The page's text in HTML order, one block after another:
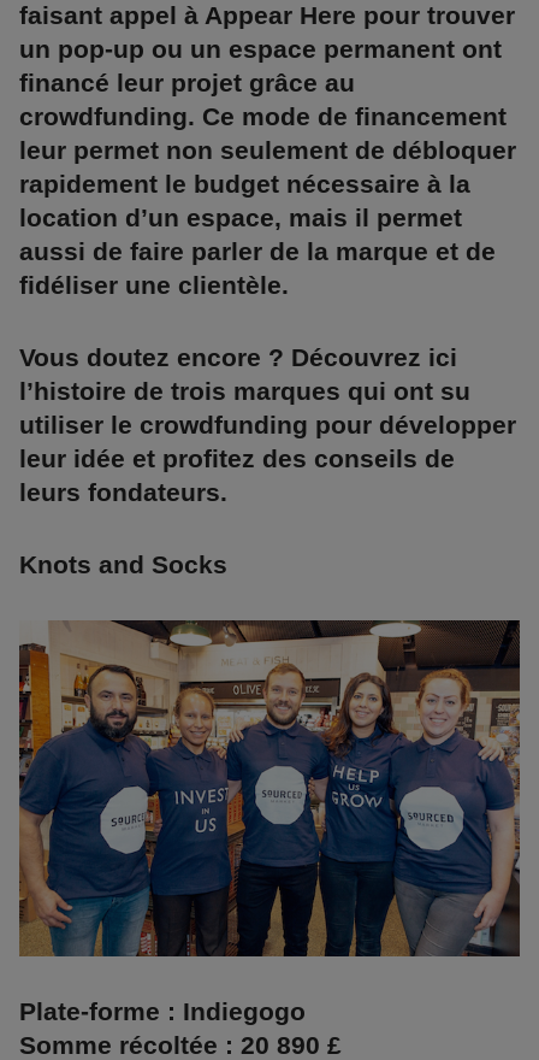
faisant appel à Appear Here pour trouver
un pop-up ou un espace permanent ont
financé leur projet grâce au
crowdfunding. Ce mode de financement
leur permet non seulement de débloquer
rapidement le budget nécessaire à la
location d’un espace, mais il permet
aussi de faire parler de la marque et de
fidéliser une clientèle.
Vous doutez encore ? Découvrez ici
l’histoire de trois marques qui ont su
utiliser le crowdfunding pour développer
leur idée et profitez des conseils de
leurs fondateurs.
Knots and Socks
Plate-forme : Indiegogo
Somme récoltée : 20 890 £